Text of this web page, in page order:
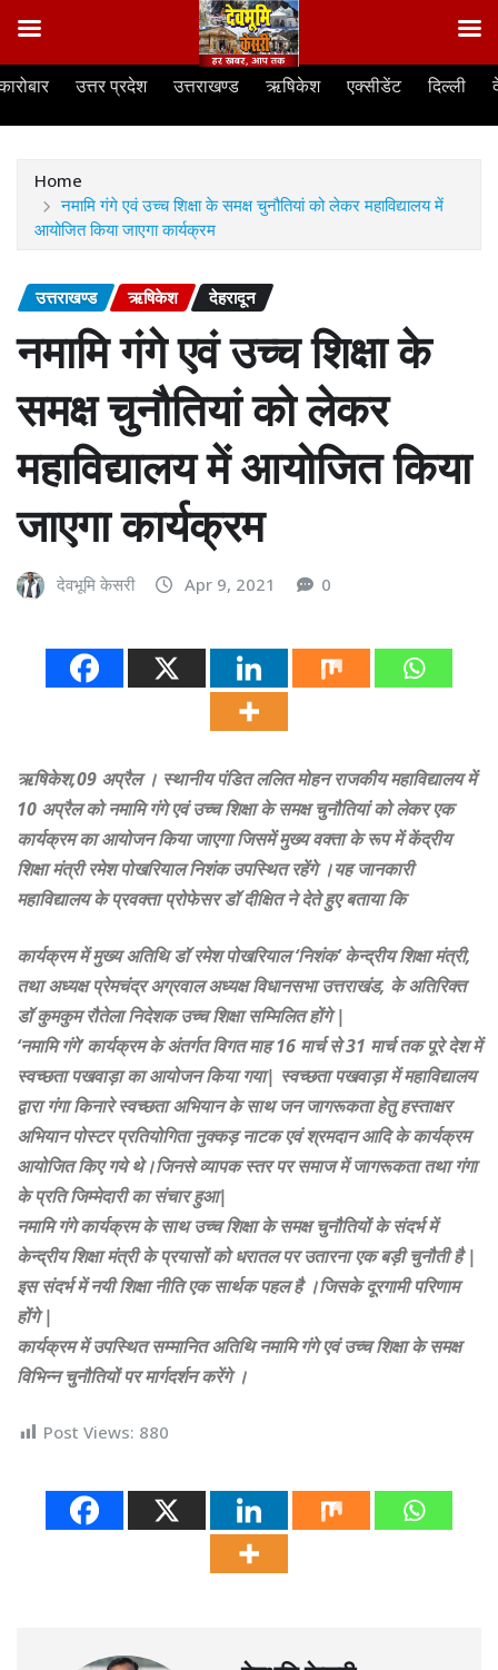
Skip
उत्तर प्रदेश उत्तराखण्ड ऋषिकेश एक्सीडेंट दिल्ली
Home
नमामि गंगे एवं उच्च शिक्षा के समक्ष चुनौतियां को लेकर महाविद्यालय में
आयोजित किया जाएगा कार्यक्रम
उत्तराखण्ड ऋषिकेश देहरादून
नमामि गंगे एवं उच्च शिक्षा के
समक्ष चुनौतियां को लेकर
महाविद्यालय में आयोजित किया
जाएगा कार्यक्रम
देवभूमि केसरी Apr 9, 2021 0
ऋषिकेश,09 अप्रैल । स्थानीय पंडित ललित मोहन राजकीय महाविद्यालय में
10 अप्रैल को नमामि गंगे एवं उच्च शिक्षा के समक्ष चुनौतियां को लेकर एक
कार्यक्रम का आयोजन किया जाएगा जिसमें मुख्य वक्ता के रूप में केंद्रीय
शिक्षा मंत्री रमेश पोखरियाल निशंक उपस्थित रहेंगे ।यह जानकारी
महाविद्यालय के प्रवक्ता प्रोफेसर डॉ दीक्षित ने देते हुए बताया कि
कार्यक्रम में मुख्य अतिथि डॉ रमेश पोखरियाल ‘निशंक’ केन्द्रीय शिक्षा मंत्री,
तथा अध्यक्ष प्रेमचंद्र अग्रवाल अध्यक्ष विधानसभा उत्तराखंड, के अतिरिक्त
डॉ कुमकुम रौतेला निदेशक उच्च शिक्षा सम्मिलित होंगे |
‘नमामि गंगे’ कार्यक्रम के अंतर्गत विगत माह 16 मार्च से 31 मार्च तक पूरे देश में
स्वच्छता पखवाड़ा का आयोजन किया गया| स्वच्छता पखवाड़ा में महाविद्यालय
द्वारा गंगा किनारे स्वच्छता अभियान के साथ जन जागरूकता हेतु हस्ताक्षर
अभियान पोस्टर प्रतियोगिता नुक्कड़ नाटक एवं श्रमदान आदि के कार्यक्रम
आयोजित किए गये थे।जिनसे व्यापक स्तर पर समाज में जागरूकता तथा गंगा
के प्रति जिम्मेदारी का संचार हुआ|
नमामि गंगे कार्यक्रम के साथ उच्च शिक्षा के समक्ष चुनौतियों के संदर्भ में
केन्द्रीय शिक्षा मंत्री के प्रयासों को धरातल पर उतारना एक बड़ी चुनौती है |
इस संदर्भ में नयी शिक्षा नीति एक सार्थक पहल है ।जिसके दूरगामी परिणाम
होंगे |
कार्यक्रम में उपस्थित सम्मानित अतिथि नमामि गंगे एवं उच्च शिक्षा के समक्ष
विभिन्न चुनौतियों पर मार्गदर्शन करेंगे ।
Post Views: 880